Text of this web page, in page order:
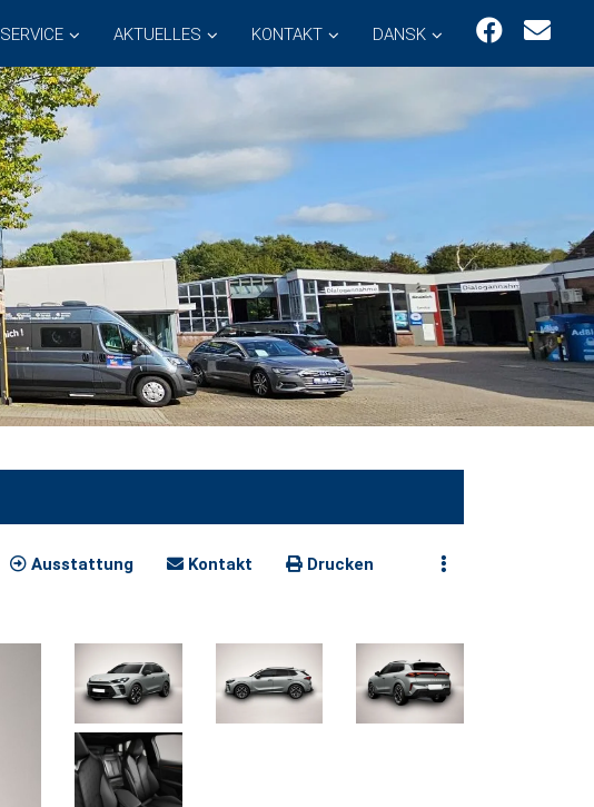
SERVICE AKTUELLES KONTAKT DANSK
Ausstattung Kontakt Drucken